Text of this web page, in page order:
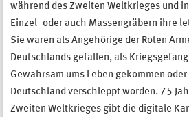
während des Zweiten Weltkrieges und
Einzel- oder auch Massengräbern ihre
Sie waren als Angehörige der Roten
Deutschlands gefallen, als
Gewahrsam ums Leben gekommen
Deutschland verschleppt worden. 75
Zweiten Weltkrieges gibt die digitale